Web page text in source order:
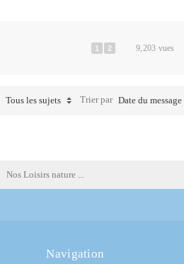
1 2 9,203 vues
Tous les sujets Trier par Date du message
Nos Loisirs nature ...
Navigation